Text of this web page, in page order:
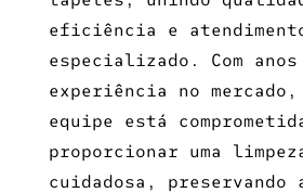
eficiência e
especializado. Com anos
experiência no mercado,
equipe está
proporcionar uma
cuidadosa, preservando